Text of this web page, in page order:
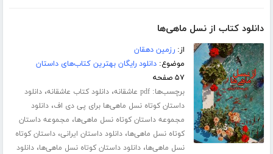
دانلود کتاب از نسل ماهی‌ها
از:رزمین دهقان
موضوع:دانلود رایگان بهترین کتاب‌های داستان
۵۷ صفحه
برچسب‌ها:pdf عاشقانه ،دانلود کتاب عاشقانه،دانلود
داستان کوتاه نسل ماهی‌ها برای پی دی اف،دانلود
مجموعه داستان کوتاه نسل ماهی‌ها، مجموعه داستان
کوتاه نسل ماهی‌ها،دانلود داستان ایرانی،داستان کوتاه
نسل ماهی‌ها،دانلود داستان کوتاه نسل ماهی‌ها،دانلود